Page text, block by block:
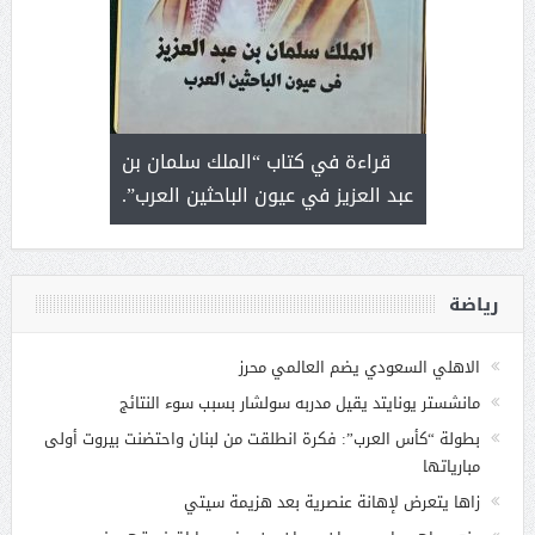
قراءة في كتاب “الملك سلمان بن
عبد العزيز في عيون الباحثين العرب”.
لايعرف
رياضة
الاهلي السعودي يضم العالمي محرز
مانشستر يونايتد يقيل مدربه سولشار بسبب سوء النتائج
بطولة “كأس العرب”: فكرة انطلقت من لبنان واحتضنت بيروت أولى
مبارياتها
زاها يتعرض لإهانة عنصرية بعد هزيمة سيتي